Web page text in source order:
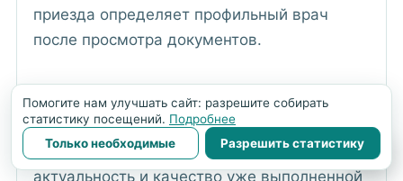
приезда определяет профильный врач
после просмотра документов.
Нужно ли повторять все
обследования?
Не обязательно. Сначала оценивают
актуальность и качество уже выполненной
💬
Помогите нам улучшать сайт: разрешите собирать
статистику посещений. Подробнее
Только необходимые
Разрешить статистику